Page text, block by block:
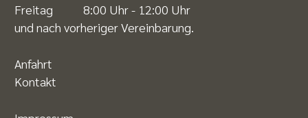
Freitag 8:00 Uhr - 12:00 Uhr
und nach vorheriger Vereinbarung.
Anfahrt
Kontakt